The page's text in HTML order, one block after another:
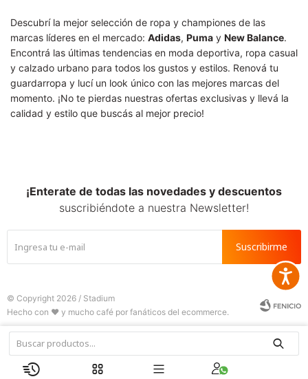
Descubrí la mejor selección de ropa y championes de las
marcas líderes en el mercado: Adidas, Puma y New Balance.
Encontrá las últimas tendencias en moda deportiva, ropa casual
y calzado urbano para todos los gustos y estilos. Renová tu
guardarropa y lucí un look único con las mejores marcas del
momento. ¡No te pierdas nuestras ofertas exclusivas y llevá la
calidad y estilo que buscás al mejor precio!
¡Enterate de todas las novedades y descuentos
suscribiéndote a nuestra Newsletter!
Suscribirme
© Copyright 2026 / Stadium
      